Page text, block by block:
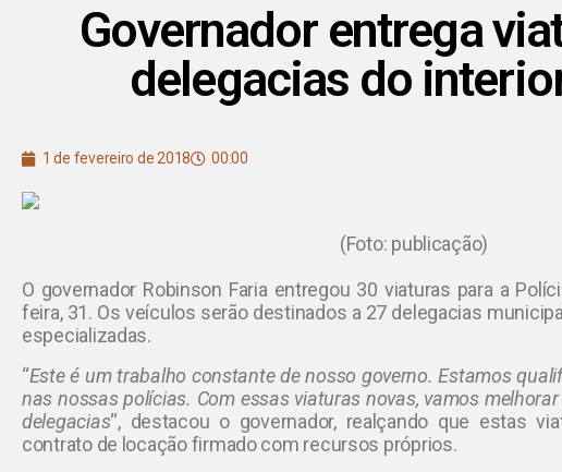
Governador entrega
delegacias do
1 de fevereiro de 2018 00:00
(Foto: publicação)
O governador Robinson Faria entregou 30 viaturas para a
feira, 31. Os veículos serão destinados a 27 delegacias
especializadas.
“Este é um trabalho constante de nosso governo. Estamos
nas nossas polícias. Com essas viaturas novas, vamos
delegacias“, destacou o governador, realçando que estas
contrato de locação firmado com recursos próprios.